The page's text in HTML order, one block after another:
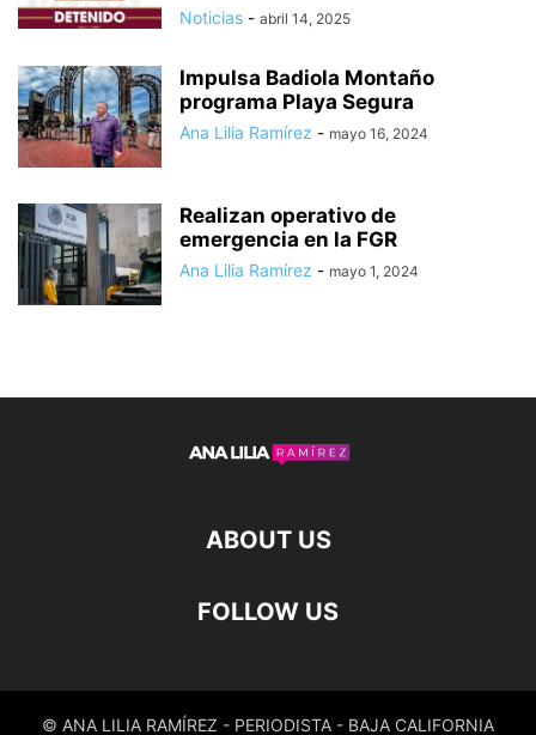
Noticias - abril 14, 2025
Impulsa Badiola Montaño
programa Playa Segura
Ana Lilia Ramírez - mayo 16, 2024
Realizan operativo de
emergencia en la FGR
Ana Lilia Ramírez - mayo 1, 2024
ABOUT US
FOLLOW US
© ANA LILIA RAMÍREZ - PERIODISTA - BAJA CALIFORNIA